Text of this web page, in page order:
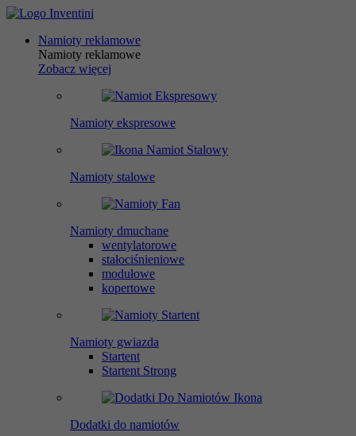
Namioty reklamowe
Namioty reklamowe
Zobacz więcej
Namioty ekspresowe
Namioty stalowe
Namioty dmuchane
wentylatorowe
stałociśnieniowe
modułowe
kopertowe
Namioty gwiazda
Startent
Startent Strong
Dodatki do namiotów